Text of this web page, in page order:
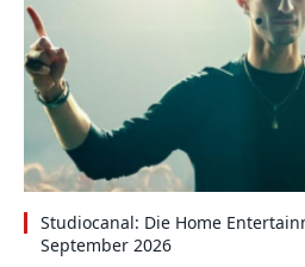
Studiocanal: Die Home
September 2026